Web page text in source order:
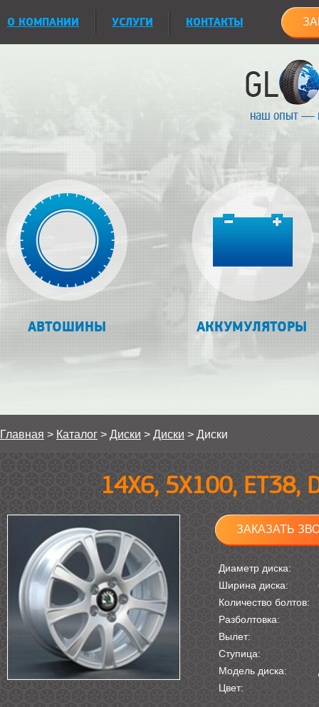
О КОМПАНИИ УСЛУГИ КОНТАКТЫ
наш опыт —
АВТОШИНЫ АККУМУЛЯТОРЫ
Главная > Каталог > Диски > Диски > Диски
14Х6, 5Х100, ET38,
ЗАКАЗАТЬ
Диаметр диска:
Ширина диска:
Количество болтов:
Разболтовка:
Вылет:
Ступица:
Модель диска:
Цвет: